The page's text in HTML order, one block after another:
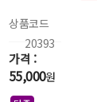
상품코드
20393
55,000원